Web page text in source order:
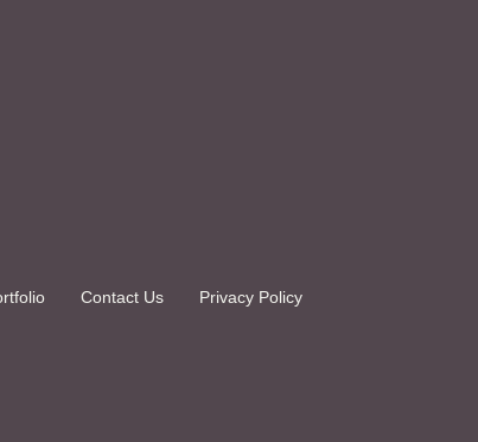
Contact Us Privacy Policy